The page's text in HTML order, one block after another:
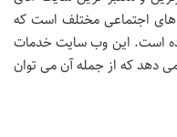
های اجتماعی مختلف است که
را از سال 1395 آغاز کرده است. این وب سایت خدمات
می دهد که از جمله آن می توان